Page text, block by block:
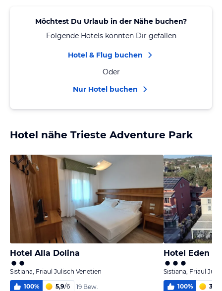
Möchtest Du Urlaub in der Nähe buchen?
Folgende Hotels könnten Dir gefallen
Hotel & Flug buchen
Oder
Nur Hotel buchen
Hotel nähe Trieste Adventure Park
Hotel Alla Dolina
Sistiana, Friaul Julisch Venetien
100% 5,9/6 19 Bew.
Hotel Eden
Sistiana, Friaul
100% 3,5